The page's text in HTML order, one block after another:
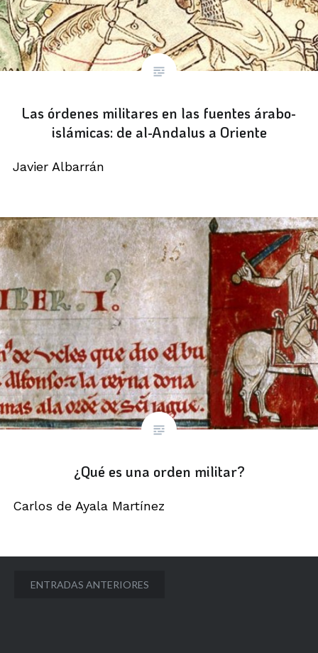
Las órdenes militares en las fuentes árabo-
islámicas: de al-Andalus a Oriente
Javier Albarrán
¿Qué es una orden militar?
Carlos de Ayala Martínez
Navegación
ENTRADAS ANTERIORES